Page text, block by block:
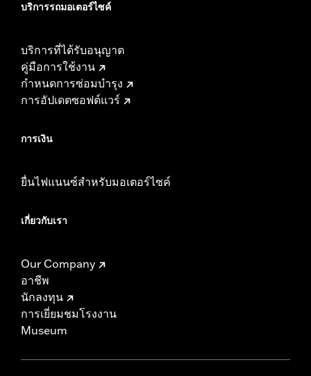
บริการรถมอเตอร์ไซค์​
บริการที่ได้รับอนุญาต
คู่มือการใช้งาน
กำหนดการซ่อมบำรุง
การอัปเดตซอฟต์แวร์
การเงิน
ยื่นไฟแนนซ์สำหรับมอเตอร์ไซค์
เกี่ยวกับเรา
Our Company
อาชีพ
นักลงทุน
การเยี่ยมชมโรงงาน
Museum